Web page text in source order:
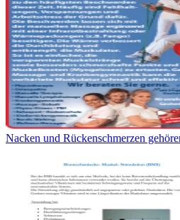
Nacken und Rückenschmerzen